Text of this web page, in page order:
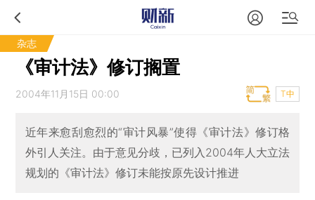
杂志
《审计法》修订搁置
2004年11月15日 00:00 T中
近年来愈刮愈烈的“审计风暴”使得《审计法》修订格
外引人关注。由于意见分歧，已列入2004年人大立法
规划的《审计法》修订未能按原先设计推进